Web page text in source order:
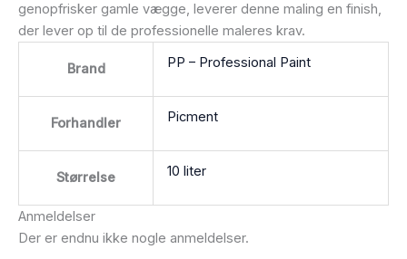
genopfrisker gamle vægge, leverer denne maling en finish,
der lever op til de professionelle maleres krav.
Brand PP – Professional Paint
Forhandler Picment
Størrelse 10 liter
Anmeldelser
Der er endnu ikke nogle anmeldelser.